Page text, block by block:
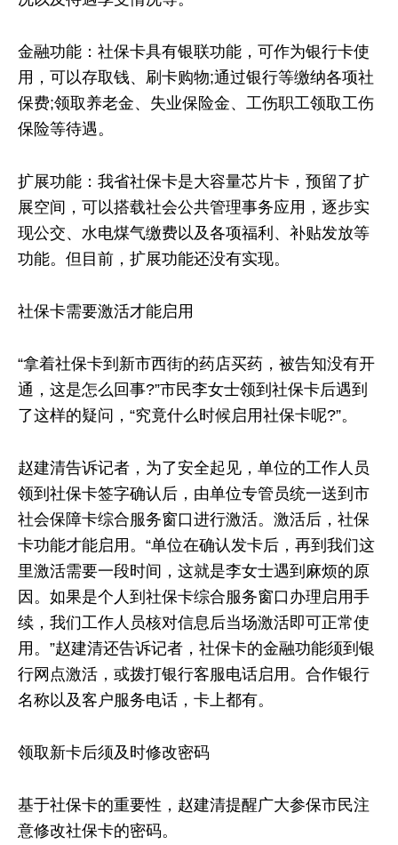
金融功能：社保卡具有银联功能，可作为银行卡使
用，可以存取钱、刷卡购物;通过银行等缴纳各项社
保费;领取养老金、失业保险金、工伤职工领取工伤
保险等待遇。
扩展功能：我省社保卡是大容量芯片卡，预留了扩
展空间，可以搭载社会公共管理事务应用，逐步实
现公交、水电煤气缴费以及各项福利、补贴发放等
功能。但目前，扩展功能还没有实现。
社保卡需要激活才能启用
“拿着社保卡到新市西街的药店买药，被告知没有开
通，这是怎么回事?”市民李女士领到社保卡后遇到
了这样的疑问，“究竟什么时候启用社保卡呢?”。
赵建清告诉记者，为了安全起见，单位的工作人员
领到社保卡签字确认后，由单位专管员统一送到市
社会保障卡综合服务窗口进行激活。激活后，社保
卡功能才能启用。“单位在确认发卡后，再到我们这
里激活需要一段时间，这就是李女士遇到麻烦的原
因。如果是个人到社保卡综合服务窗口办理启用手
续，我们工作人员核对信息后当场激活即可正常使
用。”赵建清还告诉记者，社保卡的金融功能须到银
行网点激活，或拨打银行客服电话启用。合作银行
名称以及客户服务电话，卡上都有。
领取新卡后须及时修改密码
基于社保卡的重要性，赵建清提醒广大参保市民注
意修改社保卡的密码。